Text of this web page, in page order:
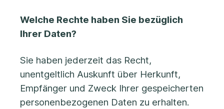
Welche Rechte haben Sie bezüglich
Ihrer Daten?
Sie haben jederzeit das Recht,
unentgeltlich Auskunft über Herkunft,
Empfänger und Zweck Ihrer gespeicherten
personenbezogenen Daten zu erhalten.